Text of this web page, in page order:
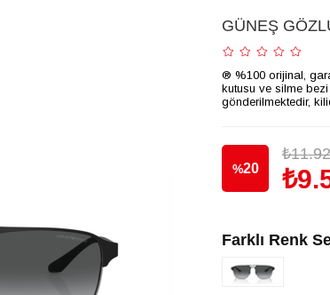
GÜNEŞ
® %100 orijinal,
kutusu ve silme
gönderilmektedir,
%20
Farklı Renk